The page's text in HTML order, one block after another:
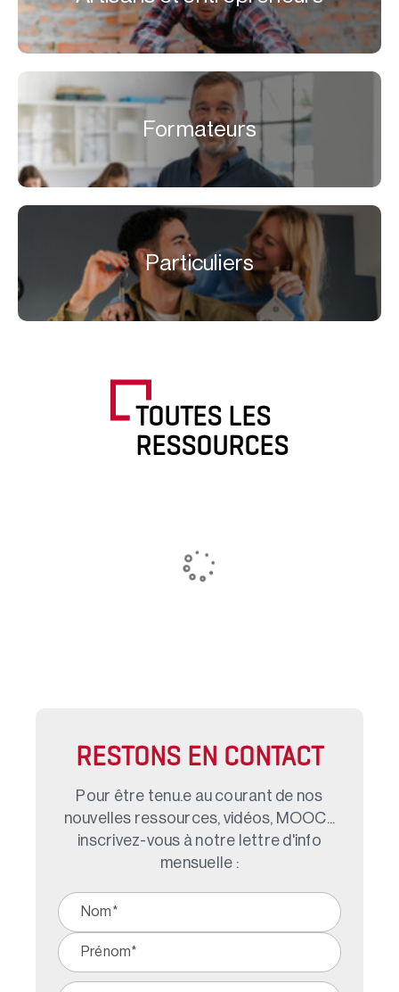
Formateurs
Particuliers
TOUTES LES
RESSOURCES
RESTONS EN CONTACT
Pour être tenu.e au courant de nos
nouvelles ressources, vidéos, MOOC...
inscrivez-vous à notre lettre d'info
mensuelle :